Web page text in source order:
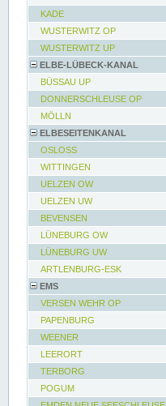
KADE
WUSTERWITZ OP
WUSTERWITZ UP
ELBE-LÜBECK-KANAL
BÜSSAU UP
DONNERSCHLEUSE OP
MÖLLN
ELBESEITENKANAL
OSLOSS
WITTINGEN
UELZEN OW
UELZEN UW
BEVENSEN
LÜNEBURG OW
LÜNEBURG UW
ARTLENBURG-ESK
EMS
VERSEN WEHR OP
PAPENBURG
WEENER
LEERORT
TERBORG
POGUM